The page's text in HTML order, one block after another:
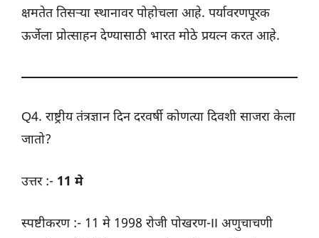
क्षमतेत तिसऱ्या स्थानावर पोहोचला आहे. पर्यावरणपूरक
ऊर्जेला प्रोत्साहन देण्यासाठी भारत मोठे प्रयत्न करत आहे.
Q4. राष्ट्रीय तंत्रज्ञान दिन दरवर्षी कोणत्या दिवशी साजरा केला
जातो?
उत्तर :- 11 मे
स्पष्टीकरण :- 11 मे 1998 रोजी पोखरण-II अणुचाचणी